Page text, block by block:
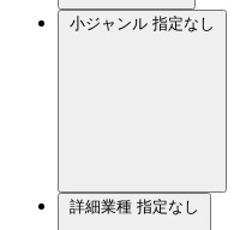
小ジャンル 指定なし
詳細業種 指定なし